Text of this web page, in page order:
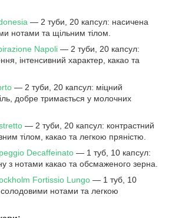
— 2 туби, 20 капсул: насичена
нотами та щільним тілом.
Napoli — 2 туби, 20 капсул:
інтенсивний характер, какао та
— 2 туби, 20 капсул: міцний
добре тримається у молочних
— 2 туби, 20 капсул: контрастний
тілом, какао та легкою пряністю.
Decaffeinato — 1 туб, 10 капсул:
з нотами какао та обсмаженого зерна.
Fortissio Lungo — 1 туб, 10
солодовими нотами та легкою